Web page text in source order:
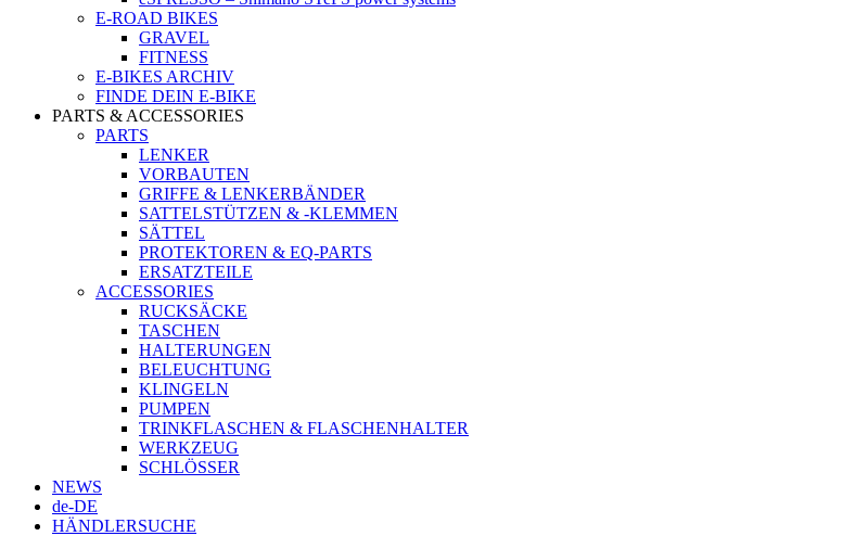
E-ROAD BIKES
GRAVEL
FITNESS
E-BIKES ARCHIV
FINDE DEIN E-BIKE
PARTS & ACCESSORIES
PARTS
LENKER
VORBAUTEN
GRIFFE & LENKERBÄNDER
SATTELSTÜTZEN & -KLEMMEN
SÄTTEL
PROTEKTOREN & EQ-PARTS
ERSATZTEILE
ACCESSORIES
RUCKSÄCKE
TASCHEN
HALTERUNGEN
BELEUCHTUNG
KLINGELN
PUMPEN
TRINKFLASCHEN & FLASCHENHALTER
WERKZEUG
SCHLÖSSER
NEWS
de-DE
HÄNDLERSUCHE